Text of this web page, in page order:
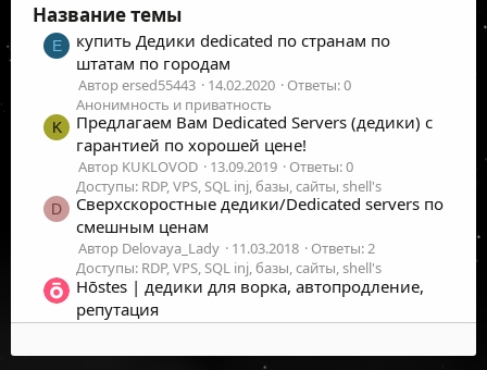
Название темы
E
купить Дедики dedicated по странам по
штатам по городам
Автор ersed55443 14.02.2020
Ответы: 0
Анонимность и приватность
K
Предлагаем Вам Dedicated Servers (дедики) с
гарантией по хорошей цене!
Автор KUKLOVOD 13.09.2019
Ответы: 0
Доступы: RDP, VPS, SQL inj, базы, сайты, shell's
D
Сверхскоростные дедики/Dedicated servers по
смешным ценам
Автор Delovaya_Lady 11.03.2018
Ответы: 2
Доступы: RDP, VPS, SQL inj, базы, сайты, shell's
Hōstes | дедики для ворка, автопродление,
репутация